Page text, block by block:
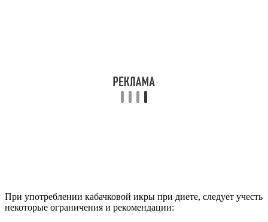
При употреблении кабачковой икры при диете, следует учесть
некоторые ограничения и рекомендации: